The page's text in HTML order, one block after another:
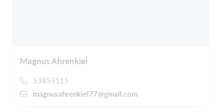
Magnus Ahrenkiel
53853115
magnusahrenkiel77@gmail.com